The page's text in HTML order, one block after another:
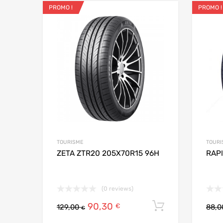
PROMO !
Add
TOURISME
ZETA ZTR20 205X70R15 96H
(0 reviews)
129,00€ 90,30€ Ajouter
PROMO !